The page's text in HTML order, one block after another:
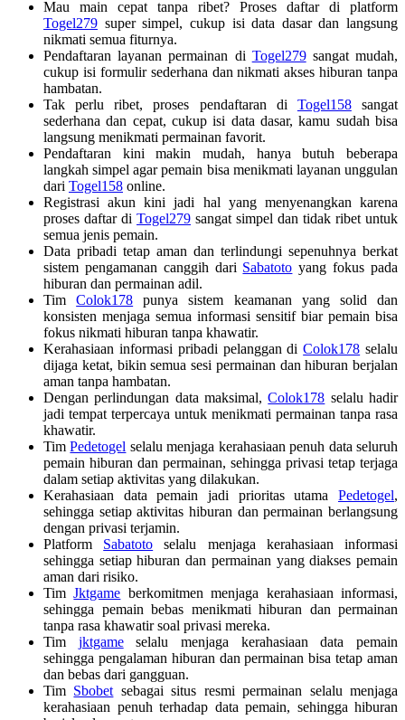
Mau main cepat tanpa ribet? Proses daftar di platform
Togel279 super simpel, cukup isi data dasar dan langsung
nikmati semua fiturnya.
Pendaftaran layanan permainan di Togel279sangat mudah,
cukup isi formulir sederhana dan nikmati akses hiburan tanpa
hambatan.
Tak perlu ribet, proses pendaftaran di Togel158sangat
sederhana dan cepat, cukup isi data dasar, kamu sudah bisa
langsung menikmati permainan favorit.
Pendaftaran kini makin mudah, hanya butuh beberapa
langkah simpel agar pemain bisa menikmati layanan unggulan
dari Togel158 online.
Registrasi akun kini jadi hal yang menyenangkan karena
proses daftar di Togel279 sangat simpel dan tidak ribet untuk
semua jenis pemain.
Data pribadi tetap aman dan terlindungi sepenuhnya berkat
sistem pengamanan canggih dari Sabatoto yang fokus pada
hiburan dan permainan adil.
TimColok178 punya sistem keamanan yang solid dan
konsisten menjaga semua informasi sensitif biar pemain bisa
fokus nikmati hiburan tanpa khawatir.
Kerahasiaan informasi pribadi pelanggan diColok178 selalu
dijaga ketat, bikin semua sesi permainan dan hiburan berjalan
aman tanpa hambatan.
Dengan perlindungan data maksimal,Colok178 selalu hadir
jadi tempat terpercaya untuk menikmati permainan tanpa rasa
khawatir.
TimPedetogel selalu menjaga kerahasiaan penuh data seluruh
pemain hiburan dan permainan, sehingga privasi tetap terjaga
dalam setiap aktivitas yang dilakukan.
Kerahasiaan data pemain jadi prioritas utama Pedetogel,
sehingga setiap aktivitas hiburan dan permainan berlangsung
dengan privasi terjamin.
Platform Sabatoto selalu menjaga kerahasiaan informasi
sehingga setiap hiburan dan permainan yang diakses pemain
aman dari risiko.
TimJktgame berkomitmen menjaga kerahasiaan informasi,
sehingga pemain bebas menikmati hiburan dan permainan
tanpa rasa khawatir soal privasi mereka.
Tim jktgameselalu menjaga kerahasiaan data pemain
sehingga pengalaman hiburan dan permainan bisa tetap aman
dan bebas dari gangguan.
Tim Sbobet sebagai situs resmi permainan selalu menjaga
kerahasiaan penuh terhadap data pemain, sehingga hiburan